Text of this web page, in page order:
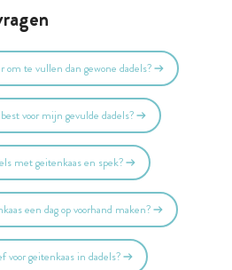
te vullen dan gewone dadels?
voor mijn gevulde dadels?
met geitenkaas en spek?
een dag op voorhand maken?
voor geitenkaas in dadels?